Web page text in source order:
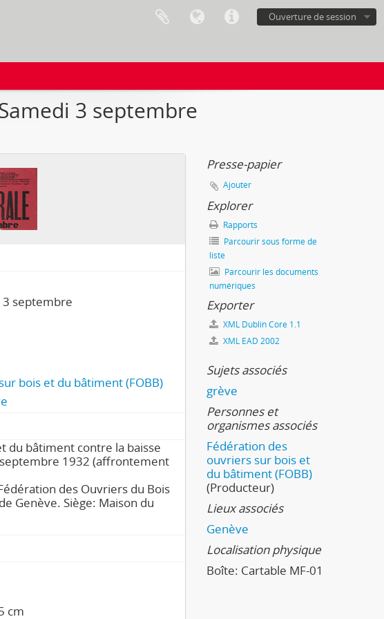
Ouverture de session
3 septembre
3 septembre
bois et du bâtiment (FOBB)
du bâtiment contre la baisse
1932 (affrontement
des Ouvriers du Bois
Genève. Siège: Maison du
cm
Presse-papier
Ajouter
Explorer
Rapports
Parcourir sous forme de
liste
Parcourir les documents
numériques
Exporter
XML Dublin Core 1.1
XML EAD 2002
Sujets associés
grève
Personnes et
organismes associés
Fédération des
ouvriers sur bois et
du bâtiment (FOBB)
(Producteur)
Lieux associés
Genève
Localisation physique
Boîte: Cartable MF-01